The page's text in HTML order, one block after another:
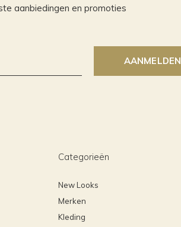
aanbiedingen en promoties
AANMELDEN
Categorieën
New Looks
Merken
Kleding